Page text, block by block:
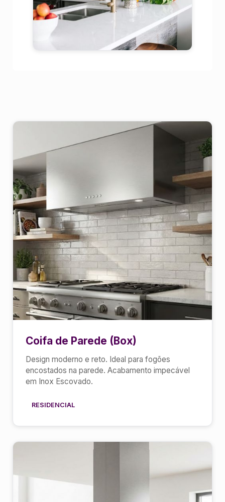
Coifa de Parede (Box)
Design moderno e reto. Ideal para fogões
encostados na parede. Acabamento impecável
em Inox Escovado.
RESIDENCIAL